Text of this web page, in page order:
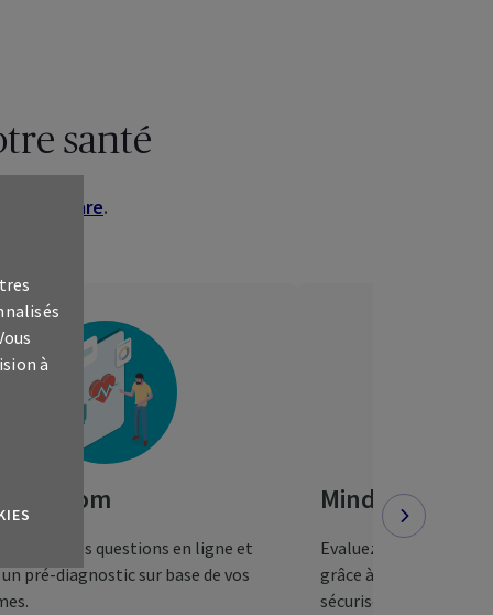
santé
Healthcare.
à quelques questions en ligne et
pré-diagnostic sur base de vos
Mind Health
Evaluez votre niveau
grâce à ce
sécurisé, et profitez
à